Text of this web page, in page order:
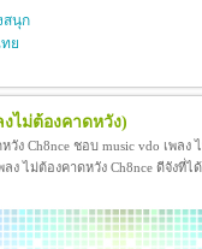
สนุก
ทย
งไม่ต้องคาดหวัง)
ง Ch8nce ชอบ music vdo เพลง
ง ไม่ต้องคาดหวัง Ch8nce ดีจังที่